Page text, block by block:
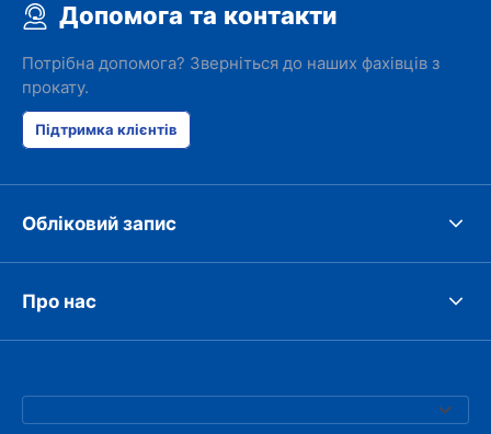
Допомога та контакти
Потрібна допомога? Зверніться до наших фахівців з
прокату.
Підтримка клієнтів
Обліковий запис
Про нас